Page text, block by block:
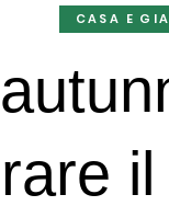
CASA E